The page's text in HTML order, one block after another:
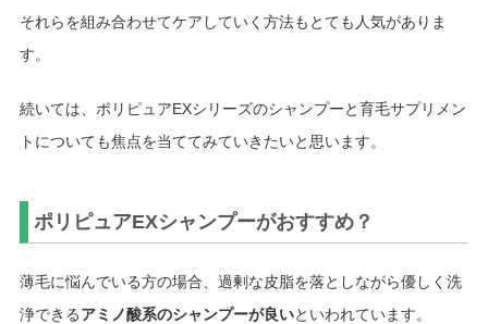
それらを組み合わせてケアしていく方法もとても人気がありま
す。
続いては、ポリピュアEXシリーズのシャンプーと育毛サプリメン
トについても焦点を当ててみていきたいと思います。
ポリピュアEXシャンプーがおすすめ？
薄毛に悩んでいる方の場合、過剰な皮脂を落としながら優しく洗
浄できるアミノ酸系のシャンプーが良いといわれています。